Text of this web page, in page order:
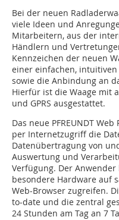
Bei der neuen
viele Ideen und
Mitarbeitern, aus der
Händlern und
Kennzeichen der neuen
einer einfachen,
sowie die Anbindung an
Hierfür ist die Waage mit
und GPRS ausgestattet.
Das neue PFREUNDT
per Internetzugriff die
Datenübertragung von
Auswertung und
Verfügung. Der
besondere Hardware auf
Web-Browser zugreifen.
to-date und die zentral
24 Stunden am Tag an 7